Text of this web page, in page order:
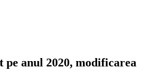
anul 2020, modificarea